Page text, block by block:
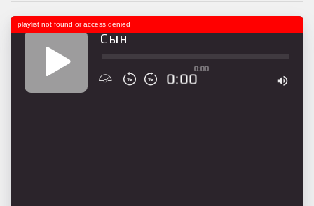
Сын
0:00
0:00
playlist not found or access denied